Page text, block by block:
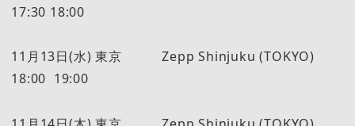
17:30 18:00
11月13日(水) 東京 Zepp Shinjuku (TOKYO)
18:00 19:00